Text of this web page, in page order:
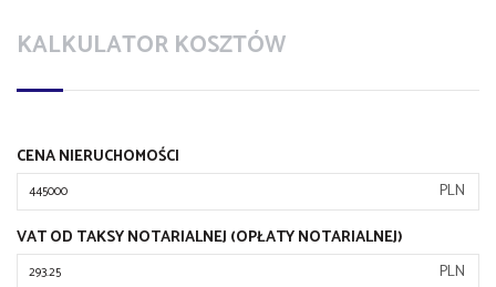
KALKULATOR KOSZTÓW
CENA NIERUCHOMOŚCI
PLN
VAT OD TAKSY NOTARIALNEJ (OPŁATY NOTARIALNEJ)
PLN